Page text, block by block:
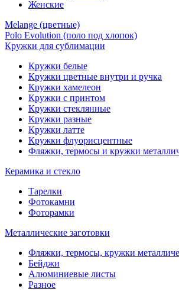
Женские
Melange (цветные)
Polo Evolution (поло под хлопок)
Кружки для сублимации
Кружки белые
Кружки цветные внутри и ручка
Кружки хамелеон
Кружки c принтом
Кружки стеклянные
Кружки разные
Кружки латте
Кружки флуорисцентные
Фляжки, термосы и кружки
Керамика и стекло
Тарелки
Фотокамни
Фоторамки
Металлические заготовки
Фляжки, термосы, кружки
Бейджи
Алюминиевые листы
Разное